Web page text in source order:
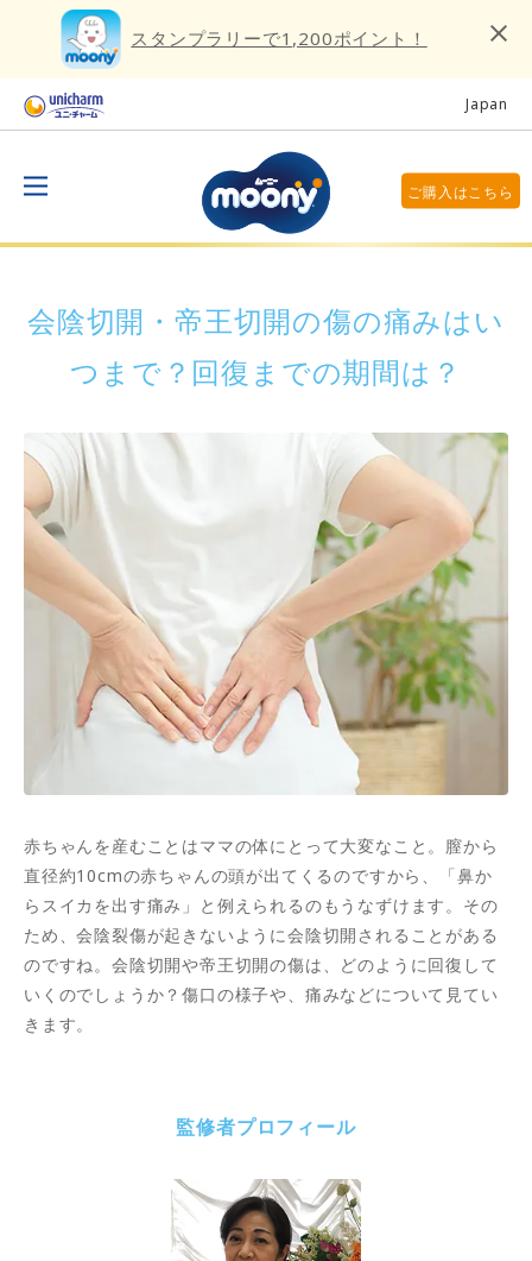
スタンプラリーで1,200ポイント！
Japan
ご購入はこちら
会陰切開・帝王切開の傷の痛みはい
つまで？回復までの期間は？
赤ちゃんを産むことはママの体にとって大変なこと。膣から
直径約10cmの赤ちゃんの頭が出てくるのですから、「鼻か
らスイカを出す痛み」と例えられるのもうなずけます。その
ため、会陰裂傷が起きないように会陰切開されることがある
のですね。会陰切開や帝王切開の傷は、どのように回復して
いくのでしょうか？傷口の様子や、痛みなどについて見てい
きます。
監修者プロフィール